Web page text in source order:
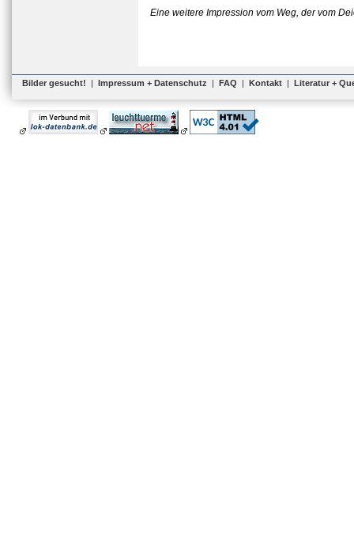
Eine weitere Impression vom Weg, der vom
Bilder gesucht! | Impressum + Datenschutz | FAQ | Kontakt | Literatur +